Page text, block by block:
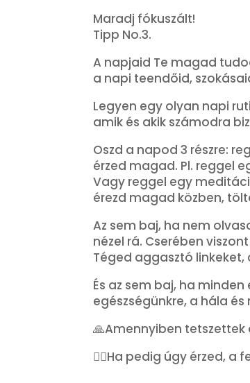
Maradj fókuszált!
Tipp No.3.
A napjaid Te magad
a napi teendőid,
Legyen egy olyan napi
amik és akik számodra
Oszd a napod 3 részre:
érzed magad. Pl. reggel
Vagy reggel egy
érezd magad közben,
Az sem baj, ha nem
nézel rá. Cserében
Téged aggasztó
És az sem baj, ha
egészségünkre, a hála
🙏Amennyiben
🙋‍♀️Ha pedig úgy érzed, a